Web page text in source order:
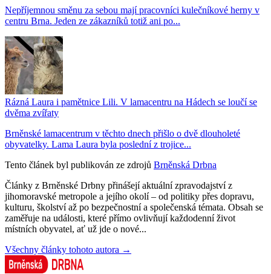
Nepříjemnou směnu za sebou mají pracovníci kulečníkové herny v
centru Brna. Jeden ze zákazníků totiž ani po...
Rázná Laura i pamětnice Lili. V lamacentru na Hádech se loučí se
dvěma zvířaty
Brněnské lamacentrum v těchto dnech přišlo o dvě dlouholeté
obyvatelky. Lama Laura byla poslední z trojice...
Tento článek byl publikován ze zdrojů Brněnská Drbna
Články z Brněnské Drbny přinášejí aktuální zpravodajství z
jihomoravské metropole a jejího okolí – od politiky přes dopravu,
kulturu, školství až po bezpečnostní a společenská témata. Obsah se
zaměřuje na události, které přímo ovlivňují každodenní život
místních obyvatel, ať už jde o nové...
Všechny články tohoto autora →